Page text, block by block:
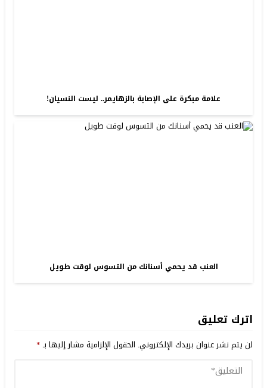
علامة مبكرة على الإصابة بالزهايمر.. ليست النسيان!
العنب قد يحمي أسنانك من التسوس لوقت طويل
اترك تعليق
لن يتم نشر عنوان بريدك الإلكتروني. الحقول الإلزامية مشار إليها بـ*